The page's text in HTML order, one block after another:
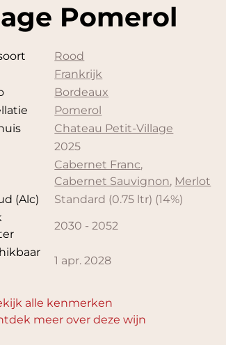
Pomerol
Rood
Frankrijk
Bordeaux
Pomerol
Chateau Petit-Village
2025
Cabernet Franc,
Cabernet Sauvignon, Merlot
(Alc)
Standard (0.75 ltr) (14%)
2030 -2052
1 apr. 2028
alle kenmerken
meer over deze wijn